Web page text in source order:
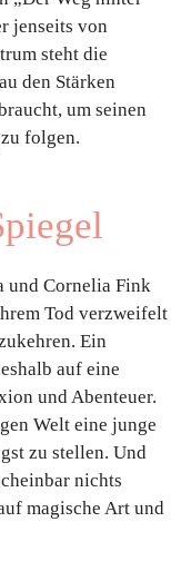
jenseits von
steht die
den Stärken
um seinen
folgen.
und Cornelia Fink
Tod verzweifelt
Ein
auf eine
und Abenteuer.
Welt eine junge
zu stellen. Und
nichts
magische Art und